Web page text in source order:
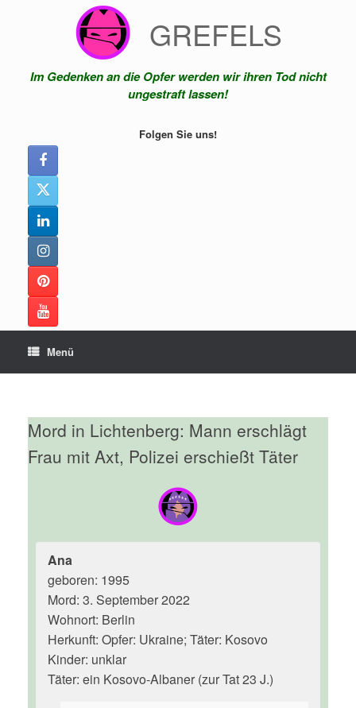
GREFELS
Im Gedenken an die Opfer werden wir ihren Tod nicht
ungestraft lassen!
Folgen Sie uns!
Menü
Mord in Lichtenberg: Mann erschlägt
Frau mit Axt, Polizei erschießt Täter
Ana
geboren: 1995
Mord: 3. September 2022
Wohnort: Berlin
Herkunft: Opfer: Ukraine; Täter: Kosovo
Kinder: unklar
Täter: ein Kosovo-Albaner (zur Tat 23 J.)